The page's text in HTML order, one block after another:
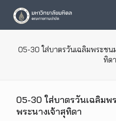
05-30 ใส่บาตรวันเฉลิมพระชน
ทิดา
05-30 ใส่บาตรวันเฉลิมพ
พระนางเจ้าสุทิดา